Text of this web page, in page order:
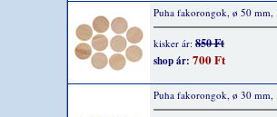
Puha fakorongok, ø 50 mm,
kisker ár: 850 Ft
shop ár: 700 Ft
Puha fakorongok, ø 30 mm,